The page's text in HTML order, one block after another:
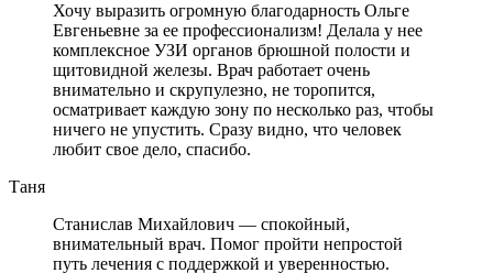
Хочу выразить огромную благодарность Ольге
Евгеньевне за ее профессионализм! Делала у нее
комплексное УЗИ органов брюшной полости и
щитовидной железы. Врач работает очень
внимательно и скрупулезно, не торопится,
осматривает каждую зону по несколько раз, чтобы
ничего не упустить. Сразу видно, что человек
любит свое дело, спасибо.
Таня
Станислав Михайлович — спокойный,
внимательный врач. Помог пройти непростой
путь лечения с поддержкой и уверенностью.